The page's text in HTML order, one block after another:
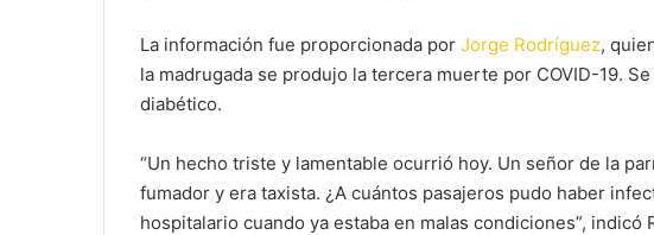
La información fue proporcionada por Jorge Rodríguez,
la madrugada se produjo la tercera muerte por COVID-19.
diabético.
“Un hecho triste y lamentable ocurrió hoy. Un señor de la
fumador y era taxista. ¿A cuántos pasajeros pudo haber
hospitalario cuando ya estaba en malas condiciones”, indicó